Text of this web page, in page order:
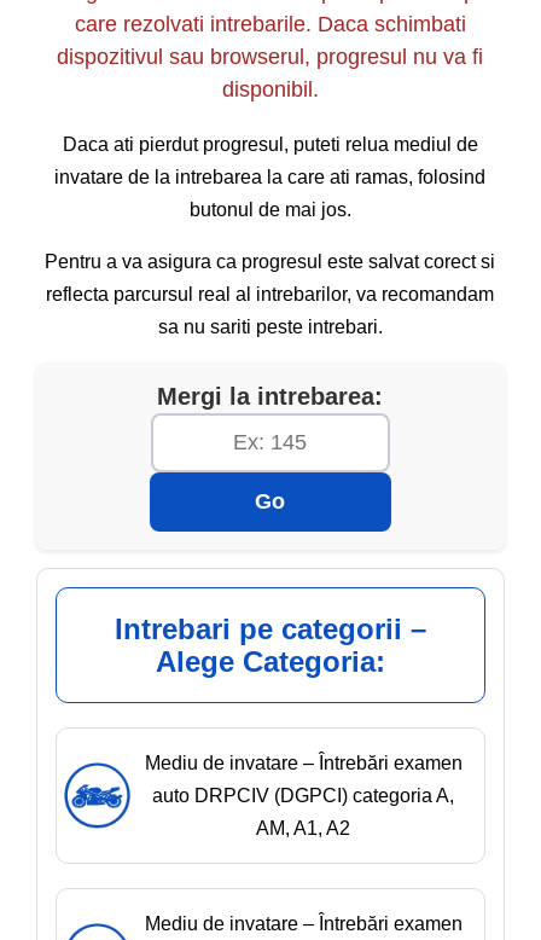
care rezolvati intrebarile. Daca schimbati
dispozitivul sau browserul, progresul nu va fi
disponibil.
Daca ati pierdut progresul, puteti relua mediul de
invatare de la intrebarea la care ati ramas, folosind
butonul de mai jos.
Pentru a va asigura ca progresul este salvat corect si
reflecta parcursul real al intrebarilor, va recomandam
sa nu sariti peste intrebari.
Mergi la intrebarea:
Go
Intrebari pe categorii –
Alege Categoria:
Mediu de invatare – Întrebări examen
auto DRPCIV (DGPCI) categoria A,
AM, A1, A2
Mediu de invatare – Întrebări examen